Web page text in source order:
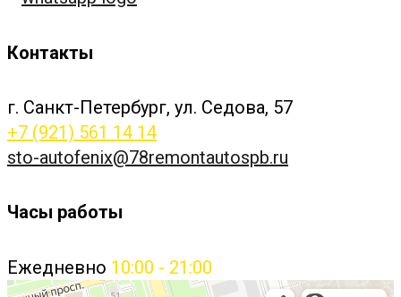
Контакты
г. Санкт-Петербург, ул. Седова, 57
+7 (921) 561 14 14
sto-autofenix@78remontautospb.ru
Часы работы
Ежедневно 10:00 - 21:00